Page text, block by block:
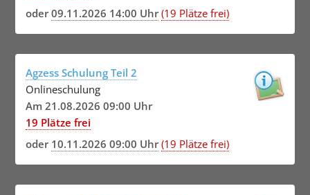
oder09.11.2026 14:00 Uhr (19 Plätze frei)
Agzess Schulung Teil 2
Onlineschulung
Am 21.08.2026 09:00 Uhr
19 Plätze frei
oder 10.11.2026 09:00 Uhr (19 Plätze frei)